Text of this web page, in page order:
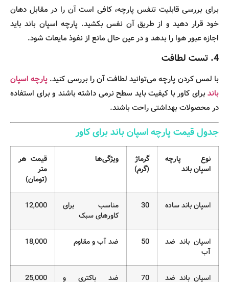
برای بررسی قابلیت تنفس پارچه، کافی است آن را در مقابل دهان
خود قرار دهید و از طریق آن نفس بکشید. پارچه اسپان باند باید
اجازه عبور هوا را بدهد و در عین حال مانع از نفوذ مایعات شود.
4. تست لطافت
با لمس کردن پارچه می‌توانید لطافت آن را بررسی کنید. پارچه اسپان
باندبرای کاور با کیفیت باید سطح نرمی داشته باشند و برای استفاده
در محصولات بهداشتی راحت باشند.
جدول قیمت پارچه اسپان باند برای کاور
نوع پارچه
اسپان باند
گرماژ
(گرم)
ویژگی‌ها
قیمت هر
متر
(تومان)
اسپان باند ساده 30
مناسب برای
کاورهای سبک
12,000
اسپان باند ضد
آب
50 ضد آب و مقاوم 18,000
اسپان باند ضد
70
ضد باکتری و
25,000